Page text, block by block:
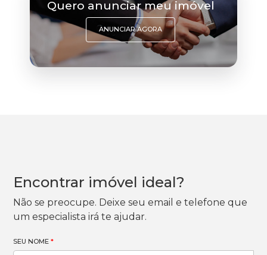
Quero anunciar meu imóvel
ANUNCIAR AGORA
Encontrar imóvel ideal?
Não se preocupe. Deixe seu email e telefone que
um especialista irá te ajudar.
SEU NOME*